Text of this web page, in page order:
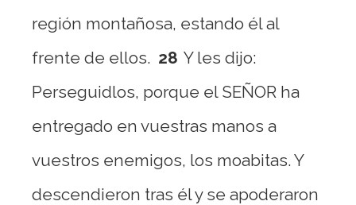
región montañosa, estando él al
frente de ellos. 28 Y les dijo:
Perseguidlos, porque el SEÑOR ha
entregado en vuestras manos a
vuestros enemigos, los moabitas. Y
descendieron tras él y se apoderaron